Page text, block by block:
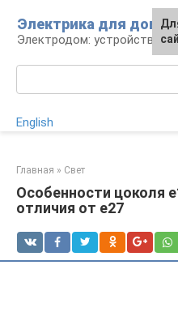
контенту
Электрика для дома
Электродом: устройства,
English
Главная » Свет
Особенности цоколя
отличия от e27